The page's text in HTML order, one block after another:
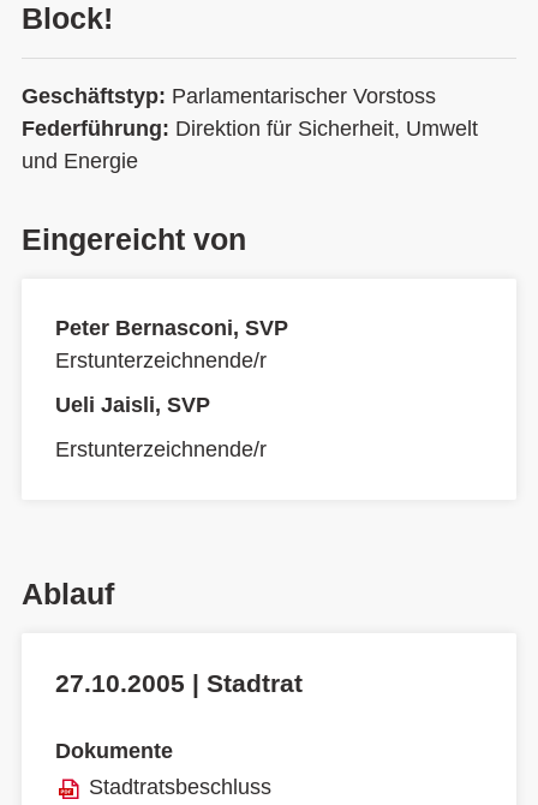
Block!
Geschäftstyp: Parlamentarischer Vorstoss
Federführung: Direktion für Sicherheit, Umwelt
und Energie
Eingereicht von
Peter Bernasconi, SVP
Erstunterzeichnende/r
Ueli Jaisli, SVP
Erstunterzeichnende/r
Ablauf
27.10.2005 | Stadtrat
Dokumente
Stadtratsbeschluss